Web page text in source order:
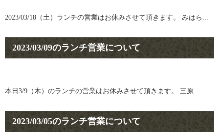
2023/03/18（土）ランチの営業はお休みさせて頂きます。 みはら...
2023/03/09のランチ営業について
本日3/9（木）のランチの営業はお休みさせて頂きます。 三原...
2023/03/05のランチ営業について